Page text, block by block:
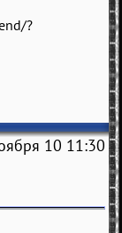
?
10 11:30